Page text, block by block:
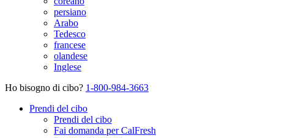
persiano
Arabo
Tedesco
francese
olandese
Inglese
Ho bisogno di cibo? 1-800-984-3663
Prendi del cibo
Prendi del cibo
Fai domanda per CalFresh